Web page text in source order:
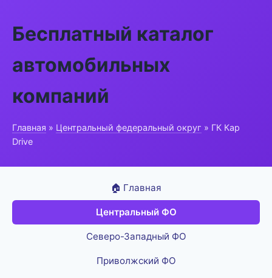
Бесплатный каталог
автомобильных
компаний
Главная » Центральный федеральный округ » ГК Кар
Drive
🏠 Главная
Центральный ФО
Северо-Западный ФО
Приволжский ФО